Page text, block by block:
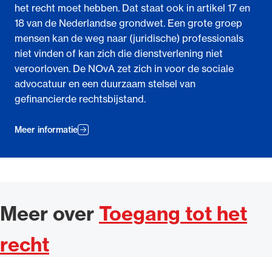
het recht moet hebben. Dat staat ook in artikel 17 en
18 van de Nederlandse grondwet. Een grote groep
mensen kan de weg naar (juridische) professionals
niet vinden of kan zich die dienstverlening niet
veroorloven. De NOvA zet zich in voor de sociale
advocatuur en een duurzaam stelsel van
gefinancierde rechtsbijstand.
Meer informatie
Meer over Toegang tot het
recht